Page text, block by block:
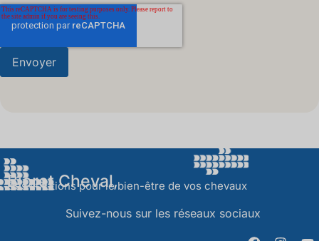
Bioret Cheval,
Des solutions pour le bien-être de vos chevaux
Suivez-nous sur les réseaux sociaux